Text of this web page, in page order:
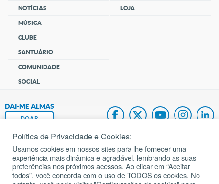
NOTÍCIAS
MÚSICA
CLUBE
SANTUÁRIO
COMUNIDADE
SOCIAL
LOJA
DAI-ME ALMAS
DOAR
Fundação João Paulo II
Pedido de Oração
Mapa do site
Política de Privacidade e Cookies:
Usamos cookies em nossos sites para lhe fornecer uma
experiência mais dinâmica e agradável, lembrando as suas
preferências nos próximos acessos. Ao clicar em “Aceitar
todos”, você concorda com o uso de TODOS os cookies. No